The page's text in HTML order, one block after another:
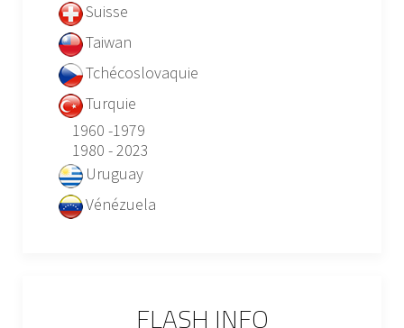
Suisse
Taiwan
Tchécoslovaquie
Turquie
1960 -1979
1980 - 2023
Uruguay
Vénézuela
FLASH INFO